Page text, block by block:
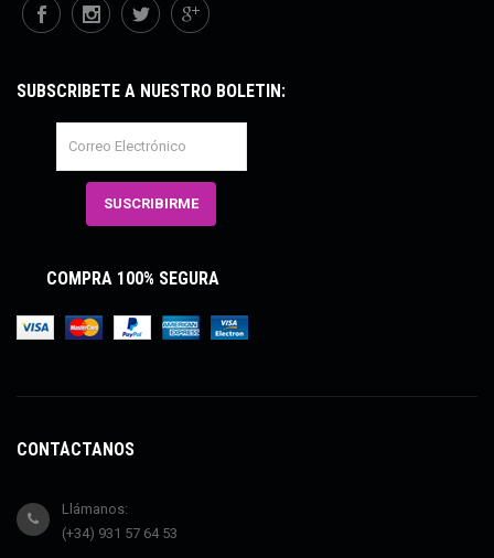
SUBSCRÍBETE A NUESTRO BOLETÍN:
COMPRA 100% SEGURA
CONTÁCTANOS
Llámanos:
(+34) 931 57 64 53